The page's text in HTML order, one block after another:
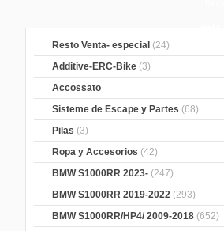
Resto Venta- especial (24)
Additive-ERC-Bike (3)
Accossato
Sisteme de Escape y Partes (68)
Pilas (3)
Ropa y Accesorios (42)
BMW S1000RR 2023- (247)
BMW S1000RR 2019-2022 (293)
BMW S1000RR/HP4/ 2009-2018 (652)